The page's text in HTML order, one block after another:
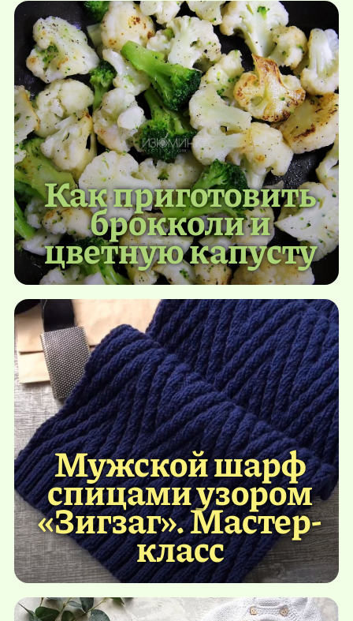
Как приготовить
брокколи и
цветную капусту
Мужской шарф
спицами узором
«Зигзаг». Мастер-
класс